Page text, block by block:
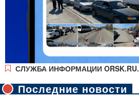
СЛУЖБА ИНФОРМАЦИИ ORSK.RU.
Последние новости